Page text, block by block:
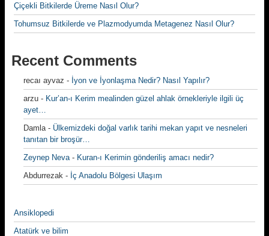
Çiçekli Bitkilerde Üreme Nasıl Olur?
Tohumsuz Bitkilerde ve Plazmodyumda Metagenez Nasıl Olur?
Recent Comments
recaı ayvaz - İyon ve İyonlaşma Nedir? Nasıl Yapılır?
arzu - Kur’an-ı Kerim mealinden güzel ahlak örnekleriyle ilgili üç
ayet…
Damla - Ülkemizdeki doğal varlık tarihi mekan yapıt ve nesneleri
tanıtan bir broşür…
Zeynep Neva - Kuran-ı Kerimin gönderiliş amacı nedir?
Abdurrezak - İç Anadolu Bölgesi Ulaşım
Ansiklopedi
Atatürk ve bilim